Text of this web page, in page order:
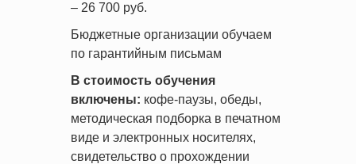
– 26 700 руб.
Бюджетные организации обучаем
по гарантийным письмам
В стоимость обучения
включены: кофе-паузы, обеды,
методическая подборка в печатном
виде и электронных носителях,
свидетельство о прохождении